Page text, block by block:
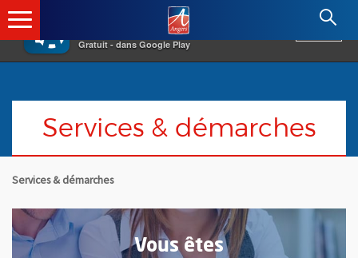
×
Gratuit - dans Google Play
Angers.fr : Retour à l'accueil
Services & démarches
Services & démarches
Vous êtes